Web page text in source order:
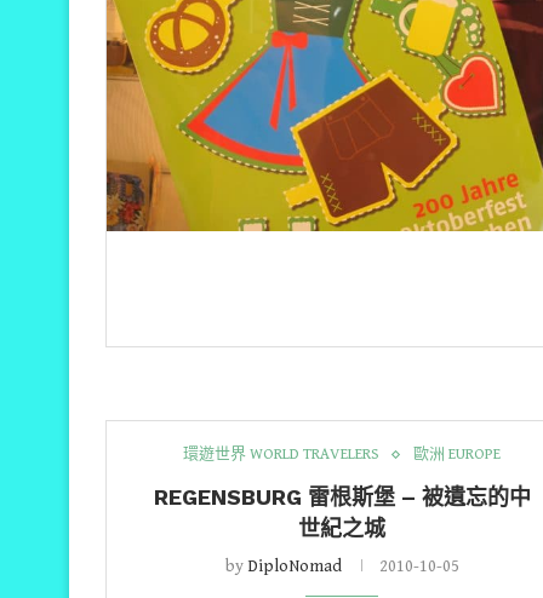
環遊世界 WORLD TRAVELERS 歐洲 EUROPE
REGENSBURG 雷根斯堡 – 被遺忘的中
世紀之城
byDiploNomad 2010-10-05